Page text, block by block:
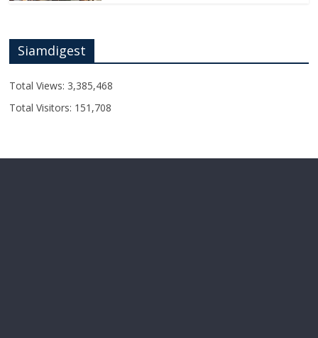
Siamdigest
Total Views: 3,385,468
Total Visitors: 151,708